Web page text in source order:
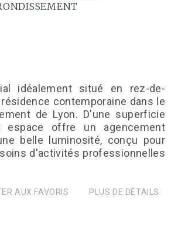
idéalement situé en rez-de-
contemporaine dans le
de Lyon. D'une superficie
offre un agencement
belle luminosité, conçu pour
d'activités professionnelles
AUX FAVORIS PLUS DE DÉTAILS